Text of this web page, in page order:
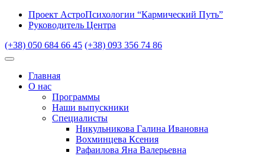
Проект АстроПсихологии “Кармический Путь”
Руководитель Центра
(+38) 050 684 66 45 (+38) 093 356 74 86
Главная
О нас
Программы
Наши выпускники
Специалисты
Никульникова Галина Ивановна
Вохминцева Ксения
Рафаилова Яна Валерьевна